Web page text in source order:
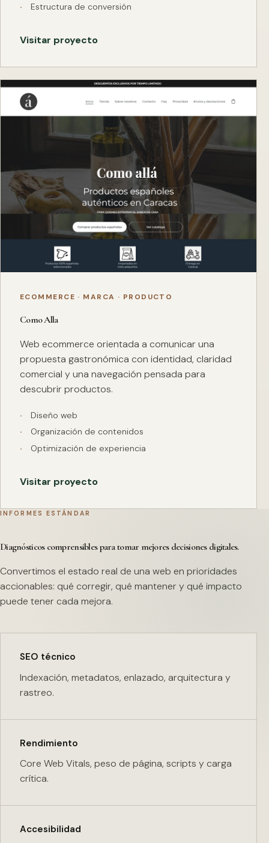
Estructura de conversión
Visitar proyecto
ECOMMERCE · MARCA · PRODUCTO
Como Alla
Web ecommerce orientada a comunicar una
propuesta gastronómica con identidad, claridad
comercial y una navegación pensada para
descubrir productos.
Diseño web
Organización de contenidos
Optimización de experiencia
Visitar proyecto
INFORMES ESTÁNDAR
Diagnósticos comprensibles para tomar mejores decisiones digitales.
Convertimos el estado real de una web en prioridades
accionables: qué corregir, qué mantener y qué impacto
puede tener cada mejora.
SEO técnico
Indexación, metadatos, enlazado, arquitectura y
rastreo.
Rendimiento
Core Web Vitals, peso de página, scripts y carga
crítica.
Accesibilidad